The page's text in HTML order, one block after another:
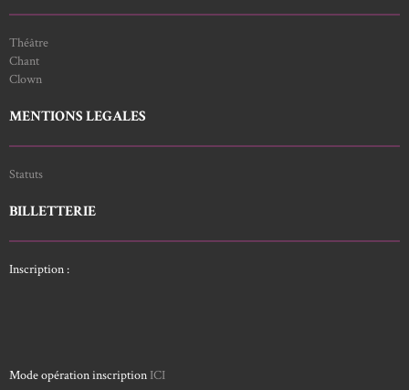
Théâtre
Chant
Clown
MENTIONS LEGALES
Statuts
BILLETTERIE
Inscription :
Mode opération inscription ICI